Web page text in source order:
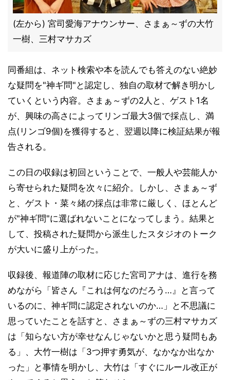
(左から) 宮司愛海アナウンサー、さまぁ～ずの大竹
一樹、三村マサカズ
同番組は、ネット検索や本を読んでも答えのない絶妙
な疑問を"神ギ問"と認定し、独自の取材で解き明かし
ていくという内容。さまぁ～ずの2人と、ゲスト1名
が、興味の高さによってリンゴ最大3個で採点し、満
点(リンゴ9個)を獲得すると、翌週以降に検証結果が報
告される。
この日の収録は初回ということで、一般人や芸能人か
ら寄せられた疑問を次々に紹介。しかし、さまぁ～ず
と、ゲスト・菜々緒の採点は非常に厳しく、ほとんど
が"神ギ問"に選ばれないことになってしまう。結果と
して、投稿された疑問から派生したスタジオのトーク
が大いに盛り上がった。
収録後、報道陣の取材に応じた宮司アナは、進行を務
めながら「皆さん『これは何なのだろう…』と言って
いるのに、神ギ問に認定されないのか…」と不思議に
思っていたことを話すと、さまぁ～ずの三村マサカズ
は「知らない方が幸せなんじゃないかと思う疑問もあ
る」、大竹一樹は「3つ押す勇気が、なかなか出なか
った」と事情を明かし、大竹は「すぐにルール改正が